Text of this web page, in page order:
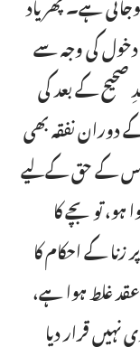
دخول کی وجہ سے
کے بعد کی
نفقہ بھی
اس کے حق کےلیے
تو بچے کا
کے احکام کا
عقد غلط ہوا ہے،
قرار دیا